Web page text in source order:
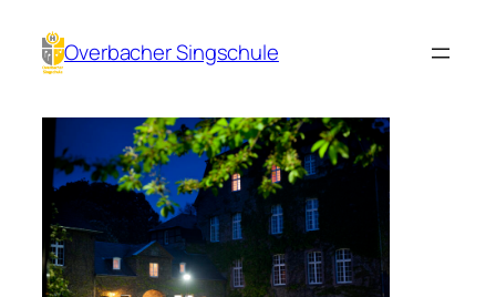
zum
Inhalt
Overbacher Singschule